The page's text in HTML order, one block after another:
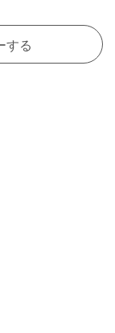
する